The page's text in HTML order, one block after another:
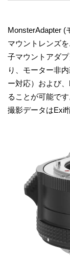
MonsterAdapter (
マウントレンズ
子マウントアダ
り、モーター非
ー対応）および
ることが可能で
撮影データはExif